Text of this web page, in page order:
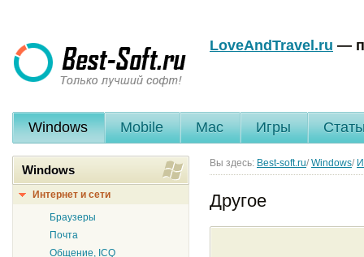
LoveAndTravel.ru —
Windows Mobile Mac Игры
Вы здесь: Best-soft.ru/ Windows/
Другое
Windows
Интернет и сети
Браузеры
Почта
Общение, ICQ